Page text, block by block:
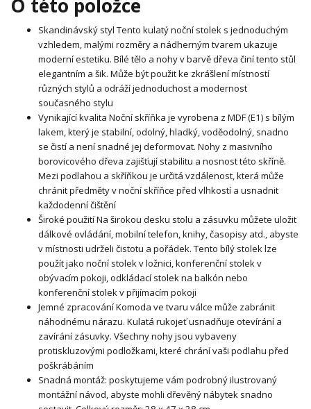
O této položce
Skandinávský styl Tento kulatý noční stolek s jednoduchým
vzhledem, malými rozměry a nádherným tvarem ukazuje
moderní estetiku. Bílé tělo a nohy v barvě dřeva činí tento stůl
elegantním a šik. Může být použit ke zkrášlení místností
různých stylů a odráží jednoduchost a modernost
současného stylu
Vynikající kvalita Noční skříňka je vyrobena z MDF (E1) s bílým
lakem, který je stabilní, odolný, hladký, voděodolný, snadno
se čistí a není snadné jej deformovat. Nohy z masivního
borovicového dřeva zajišťují stabilitu a nosnost této skříně.
Mezi podlahou a skříňkou je určitá vzdálenost, která může
chránit předměty v noční skříňce před vlhkostí a usnadnit
každodenní čištění
Široké použití Na širokou desku stolu a zásuvku můžete uložit
dálkové ovládání, mobilní telefon, knihy, časopisy atd., abyste
v místnosti udrželi čistotu a pořádek. Tento bílý stolek lze
použít jako noční stolek v ložnici, konferenční stolek v
obývacím pokoji, odkládací stolek na balkón nebo
konferenční stolek v přijímacím pokoji
Jemné zpracování Komoda ve tvaru válce může zabránit
náhodnému nárazu. Kulatá rukojeť usnadňuje otevírání a
zavírání zásuvky. Všechny nohy jsou vybaveny
protiskluzovými podložkami, které chrání vaši podlahu před
poškrábáním
Snadná montáž: poskytujeme vám podrobný ilustrovaný
montážní návod, abyste mohli dřevěný nábytek snadno